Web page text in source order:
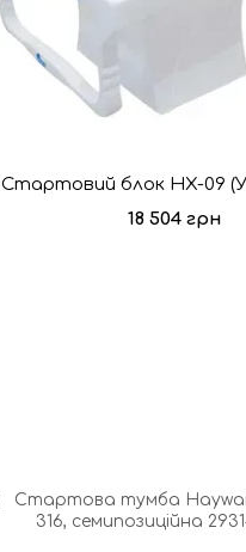
Стартовий блок HX-09
18 504 грн